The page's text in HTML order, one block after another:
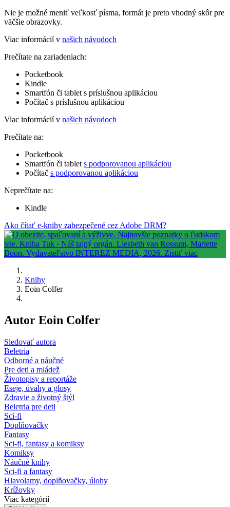
Nie je možné meniť veľkosť písma, formát je preto vhodný skôr pre
väčšie obrazovky.
Viac informácií v našich návodoch
Prečítate na zariadeniach:
Pocketbook
Kindle
Smartfón či tablet s príslušnou aplikáciou
Počítač s príslušnou aplikáciou
Viac informácií v našich návodoch
Prečítate na:
Pocketbook
Smartfón či tablet s podporovanou aplikáciou
Počítač s podporovanou aplikáciou
Neprečítate na:
Kindle
Ako čítať e-knihy zabezpečené cez Adobe DRM?
Knihy
Eoin Colfer
Autor Eoin Colfer
Sledovať autora
Beletria
Odborné a náučné
Pre deti a mládež
Životopisy a reportáže
Eseje, úvahy a glosy
Zdravie a životný štýl
Beletria pre deti
Sci-fi
Doplňovačky
Fantasy
Sci-fi, fantasy a komiksy
Komiksy
Náučné knihy
Sci-fi a fantasy
Hlavolamy, doplňovačky, úlohy
Krížovky
Viac kategórií